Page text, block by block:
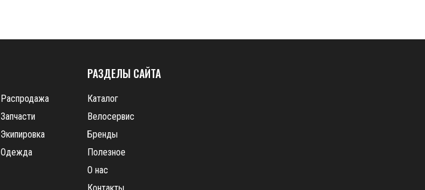
Распродажа
Запчасти
Экипировка
Одежда
РАЗДЕЛЫ САЙТА
Каталог
Велосервис
Бренды
Полезное
О нас